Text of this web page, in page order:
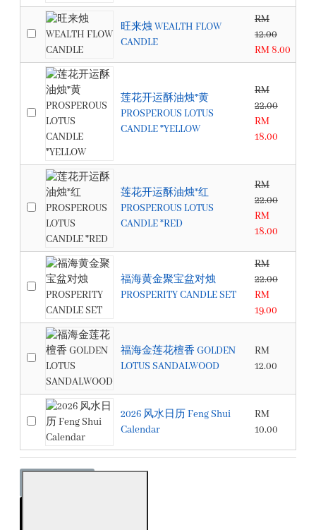
旺来烛 WEALTH FLOW
CANDLE
RM
12.00
RM 8.00
莲花开运酥油烛*黄
PROSPEROUS LOTUS
CANDLE *YELLOW
RM
22.00
RM
18.00
莲花开运酥油烛*红
PROSPEROUS LOTUS
CANDLE *RED
RM
22.00
RM
18.00
福海黄金聚宝盆对烛
PROSPERITY CANDLE SET
RM
22.00
RM
19.00
福海金莲花檀香 GOLDEN
LOTUS SANDALWOOD
RM
12.00
2026 风水日历 Feng Shui
Calendar
RM
10.00